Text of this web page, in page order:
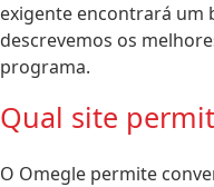
exigente encontrará um
descrevemos os
programa.
Qual site
O Omegle permite